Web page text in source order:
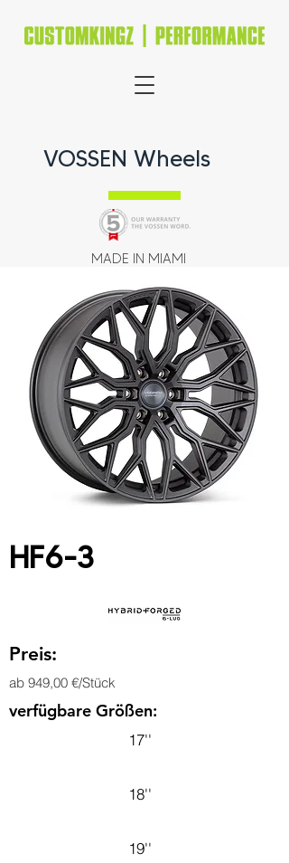
VOSSEN Wheels
MADE IN MIAMI
HF6-3
Preis:
ab 949,00 €/Stück
verfügbare Größen:
17''
18''
19''